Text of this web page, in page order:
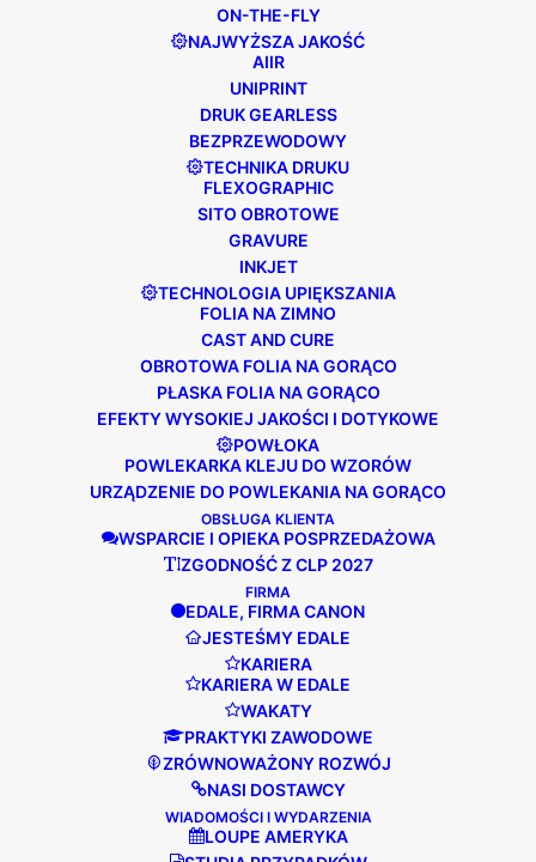
ON-THE-FLY
NAJWYŻSZA JAKOŚĆ
AIIR
UNIPRINT
DRUK GEARLESS
BEZPRZEWODOWY
TECHNIKA DRUKU
FLEXOGRAPHIC
SITO OBROTOWE
GRAVURE
INKJET
TECHNOLOGIA UPIĘKSZANIA
FOLIA NA ZIMNO
CAST AND CURE
OBROTOWA FOLIA NA GORĄCO
PŁASKA FOLIA NA GORĄCO
EFEKTY WYSOKIEJ JAKOŚCI I DOTYKOWE
POWŁOKA
POWLEKARKA KLEJU DO WZORÓW
URZĄDZENIE DO POWLEKANIA NA GORĄCO
OBSŁUGA KLIENTA
WSPARCIE I OPIEKA POSPRZEDAŻOWA
ZGODNOŚĆ Z CLP 2027
FIRMA
EDALE, FIRMA CANON
JESTEŚMY EDALE
KARIERA
KARIERA W EDALE
WAKATY
PRAKTYKI ZAWODOWE
ZRÓWNOWAŻONY ROZWÓJ
NASI DOSTAWCY
WIADOMOŚCI I WYDARZENIA
LOUPE AMERYKA
Dołączą do nich nasi partnerzy, którzy reprezentują
Edale w całej Wielkiej Brytanii, Europie i Afryce.
Pokażemy Ci, jak zaawansowana automatyka i
projektowanie zmniejszą Twoje przestoje,
poprawią wydajność i ostatecznie zwiększą Twój
Zbudowane w oparciu o bogate doświadczenie
Edale w zakresie obsługi wielu podłoży, rozwiązania
do druku fleksograficznego i przetwarzania FL5
zostały zaprojektowane i skonstruowane przez
Edale w celu zapewnienia optymalnej
wszechstronności.
Zobacz proces wysokiej jakości, szybkiej
produkcji kartonów wszystko w jednym
przebiegu.
POZNAJ PREZENTERÓW